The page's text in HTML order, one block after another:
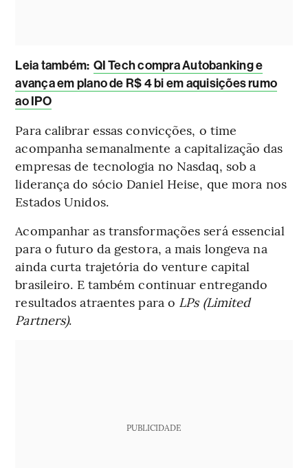
Leia também: QI Tech compra Autobanking e
avança em plano de R$ 4 bi em aquisições rumo
ao IPO
Para calibrar essas convicções, o time
acompanha semanalmente a capitalização das
empresas de tecnologia no Nasdaq, sob a
liderança do sócio Daniel Heise, que mora nos
Estados Unidos.
Acompanhar as transformações será essencial
para o futuro da gestora, a mais longeva na
ainda curta trajetória do venture capital
brasileiro. E também continuar entregando
resultados atraentes para o LPs (Limited
Partners).
PUBLICIDADE